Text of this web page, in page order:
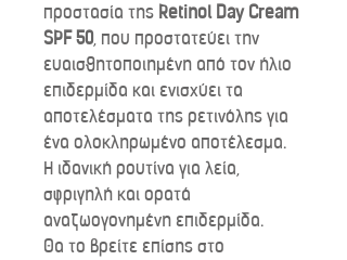
προστασία της Retinol Day Cream
SPF 50, που προστατεύει την
ευαισθητοποιημένη από τον ήλιο
επιδερμίδα και ενισχύει τα
αποτελέσματα της ρετινόλης για
ένα ολοκληρωμένο αποτέλεσμα.
Η ιδανική ρουτίνα για λεία,
σφριγηλή και ορατά
αναζωογονημένη επιδερμίδα.
Θα το βρείτε επίσης στο